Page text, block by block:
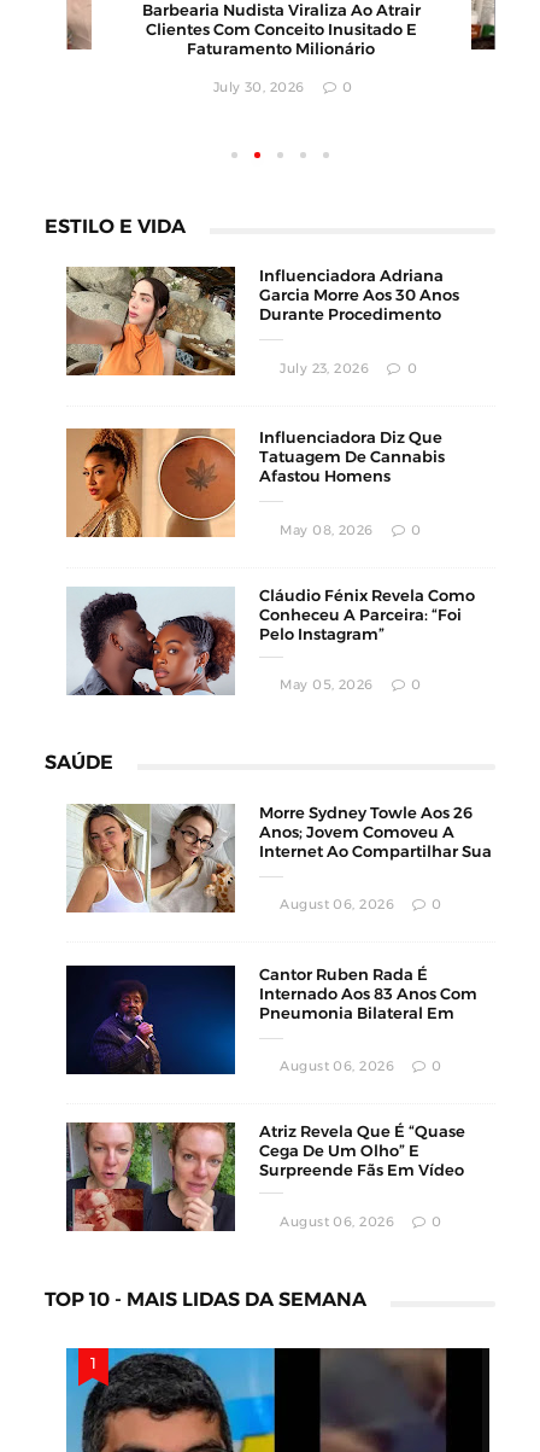
Barbearia Nudista Viraliza Ao Atrair
Clientes Com Conceito Inusitado E
Faturamento Milionário
July 30, 2026 0
ESTILO E VIDA
Influenciadora Adriana
Garcia Morre Aos 30 Anos
Durante Procedimento
July 23, 2026 0
Influenciadora Diz Que
Tatuagem De Cannabis
Afastou Homens
May 08, 2026 0
Cláudio Fénix Revela Como
Conheceu A Parceira: “Foi
Pelo Instagram”
May 05, 2026 0
SAÚDE
Morre Sydney Towle Aos 26
Anos; Jovem Comoveu A
Internet Ao Compartilhar Sua
August 06, 2026 0
Cantor Ruben Rada É
Internado Aos 83 Anos Com
Pneumonia Bilateral Em
August 06, 2026 0
Atriz Revela Que É “Quase
Cega De Um Olho” E
Surpreende Fãs Em Vídeo
August 06, 2026 0
TOP 10 - MAIS LIDAS DA SEMANA